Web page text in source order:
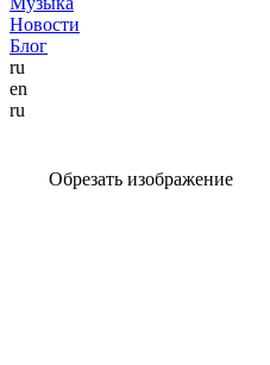
Новости
Блог
ru
en
ru
Обрезать изображение